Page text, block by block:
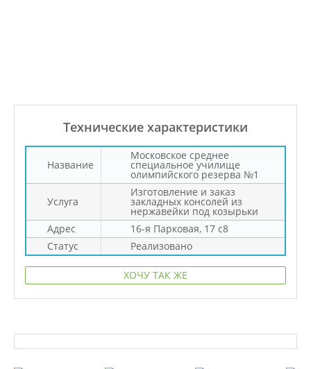
Технические характеристики
Название
Московское среднее
специальное училище
олимпийского резерва №1
Услуга
Изготовление и заказ
закладных консолей из
нержавейки под козырьки
Адрес
16-я Парковая, 17 с8
Статус
Реализовано
ХОЧУ ТАК ЖЕ